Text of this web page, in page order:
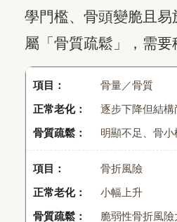
學門檻、骨頭變脆且
屬「骨質疏鬆」，需要
骨量／骨質
逐步下降但結構
明顯不足、骨小
骨折風險
小幅上升
脆弱性骨折風